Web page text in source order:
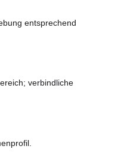
entsprechend
verbindliche